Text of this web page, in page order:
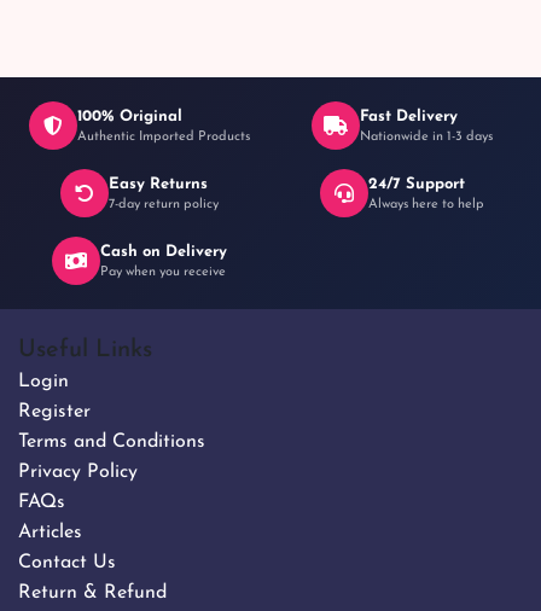
100% Original
Authentic Imported Products
Fast Delivery
Nationwide in 1-3 days
Easy Returns
7-day return policy
24/7 Support
Always here to help
Cash on Delivery
Pay when you receive
Useful Links
Login
Register
Terms and Conditions
Privacy Policy
FAQs
Articles
Contact Us
Return & Refund